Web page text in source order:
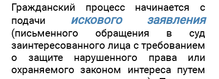
Гражданский процесс начинается с
подачи искового заявления
(письменного обращения в суд
заинтересованного лица с требованием
о защите нарушенного права или
охраняемого законом интереса путем